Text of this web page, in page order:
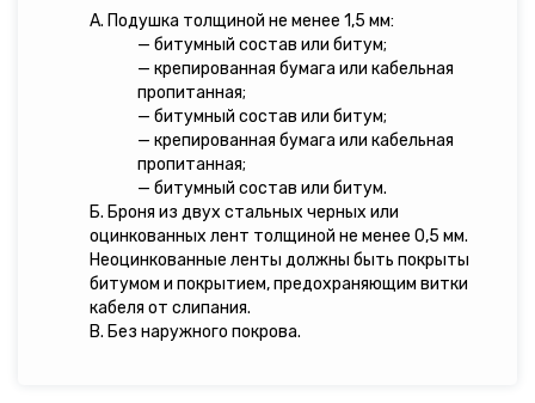
А. Подушка толщиной не менее 1,5 мм:
— битумный состав или битум;
— крепированная бумага или кабельная
пропитанная;
— битумный состав или битум;
— крепированная бумага или кабельная
пропитанная;
— битумный состав или битум.
Б. Броня из двух стальных черных или
оцинкованных лент толщиной не менее 0,5 мм.
Неоцинкованные ленты должны быть покрыты
битумом и покрытием, предохраняющим витки
кабеля от слипания.
В. Без наружного покрова.